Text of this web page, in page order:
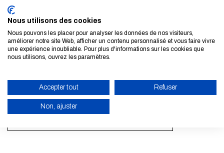
ACTIVER LE MODE ÉCO
Nous utilisons des cookies
Nous pouvons les placer pour analyser les données de nos visiteurs,
améliorer notre site Web, afficher un contenu personnalisé et vous faire vivre
une expérience inoubliable. Pour plus d'informations sur les cookies que
nous utilisons, ouvrez les paramètres.
Accepter tout Refuser
Non, ajuster